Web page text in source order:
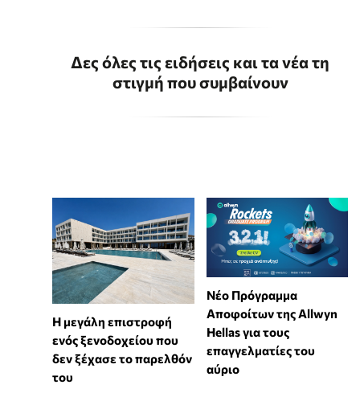
Δες όλες τις ειδήσεις και τα νέα τη
στιγμή που συμβαίνουν
Η μεγάλη επιστροφή
ενός ξενοδοχείου που
δεν ξέχασε το παρελθόν
του
Νέο Πρόγραμμα
Αποφοίτων της Allwyn
Hellas για τους
επαγγελματίες του
αύριο